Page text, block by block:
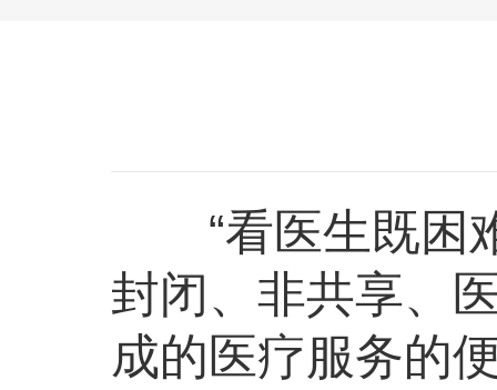
“看医生既困难
封闭、非共享、
成的医疗服务的